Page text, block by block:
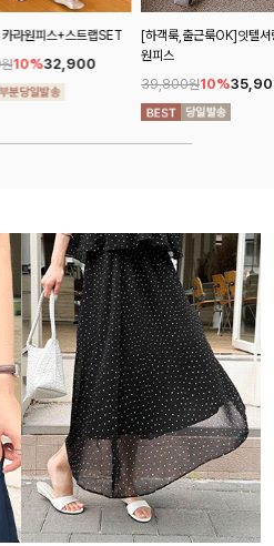
룩,출근룩OK]잇텔셔링 스트링
원10%
헤든카라 랩스트라이
60,900원